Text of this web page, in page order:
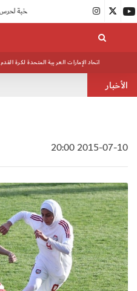
اتحاد الإمارات العربية المتحدة لكرة القدم
الأخبار
2015-07-10 20:00